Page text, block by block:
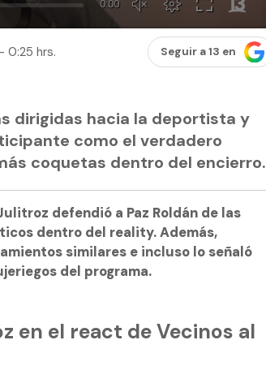
0:25 hrs. Seguir a 13 en
dirigidas hacia la deportista y
como el verdadero
coquetas dentro del encierro.
defendió a Paz Roldán de las
dentro del reality. Además,
similares e incluso lo señaló
del programa.
en el react de Vecinos al